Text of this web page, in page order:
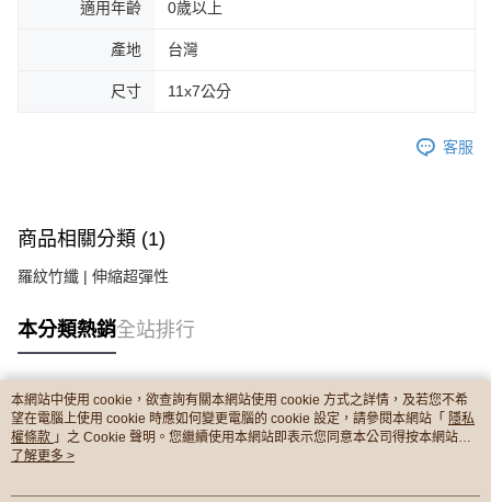
適用年齡 0歲以上
產地 台灣
尺寸 11x7公分
客服
商品相關分類 (1)
羅紋竹纖 | 伸縮超彈性
本分類熱銷全站排行
熱門標籤
本網站中使用 cookie，欲查詢有關本網站使用 cookie 方式之詳情，及若您不希
望在電腦上使用 cookie 時應如何變更電腦的 cookie 設定，請參閱本網站「 隱私
權條款 」之 Cookie 聲明。您繼續使用本網站即表示您同意本公司得按本網站使
用條款之 Cookie 聲明使用 cookie。
了解更多 >